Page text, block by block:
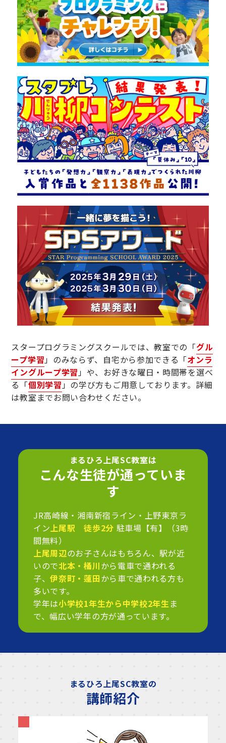
スタープログラミングスクールでは、教室での「グル
ープ学習 」のみならず、自宅から参加できる「オンラ
イングループ学習 」や、お好きな曜日・時間帯を選べ
る「個別学習 」の学び方もご用意しております。詳細
は教室までお問い合わせください。
まるひろ上尾SC教室は
こんな生徒が通っていま
す
JR高崎線・湘南新宿ライン・上野東京ラ
イン 上尾駅 徒歩2分 駐車場【有】（3時
間無料）
上尾周辺のお子さんはもちろん、駅が近
いので北本・桶川から電車で通われる
子、伊奈町・蓮田から車で通われる方も
多いです。
学年は小学校1年生から中学校2年生 ま
で、幅広い学年の方が通っています。
まるひろ上尾SC教室の
講師紹介